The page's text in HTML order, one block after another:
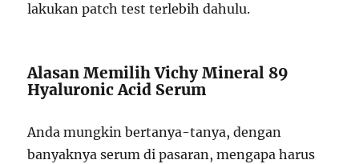
lakukan patch test terlebih dahulu.
Alasan Memilih Vichy Mineral 89
Hyaluronic Acid Serum
Anda mungkin bertanya-tanya, dengan
banyaknya serum di pasaran, mengapa harus